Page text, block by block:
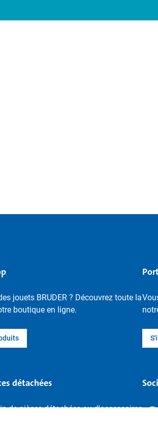
jouets BRUDER ? Découvrez toute la
boutique en ligne.
détachées
de pièces détachées ou d'accessoires